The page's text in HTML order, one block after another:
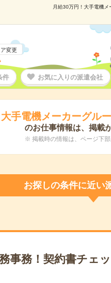
月給30万円！大手電機
変更
件 お気に入りの派遣会社
手電機メーカーグル
のお仕事情報は、掲載
※ 掲載時の情報は、ページ下部
お探しの条件に近い
事務！契約書チェ